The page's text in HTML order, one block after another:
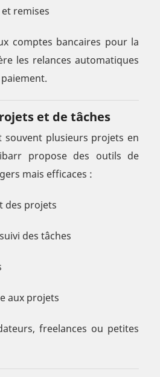
remises
comptes bancaires pour la
les relances automatiques
et de tâches
souvent plusieurs projets en
propose des outils de
mais efficaces :
des projets
des tâches
aux projets
freelances ou petites